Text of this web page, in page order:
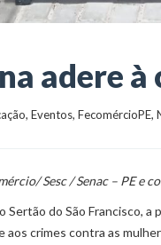
adere
, Eventos, FecomércioPE,
Sesc / Senac – PE e
Sertão do São Francisco,
aos crimes contra as